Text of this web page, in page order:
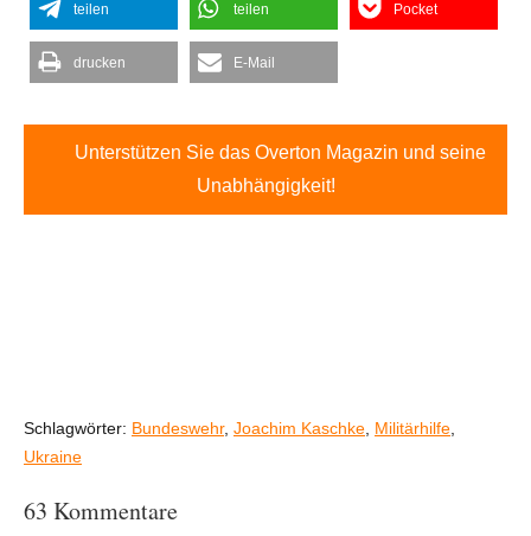
teilen teilen Pocket
drucken E-Mail
Unterstützen Sie das Overton Magazin und seine
Unabhängigkeit!
Schlagwörter: Bundeswehr, Joachim Kaschke, Militärhilfe,
Ukraine
63 Kommentare